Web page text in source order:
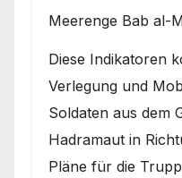
Meerenge Bab al-
Diese Indikatoren
Verlegung und
Soldaten aus dem
Hadramaut in
Pläne für die